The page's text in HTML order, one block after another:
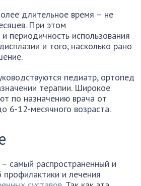
длительное время – не
При этом
периодичность использования
и того, насколько рано
педиатр, ортопед
терапии. Широкое
по назначению врача от
6-12-месячного возраста.
самый распространенный и
и лечения